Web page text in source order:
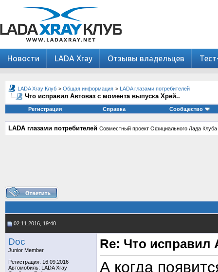
Новости LADA Xray Отзывы владельцев
LADA Xray Клуб > Общая информация > LADA глазами потребителей
Что исправил Автоваз с момента выпуска Хрей..
Регистрация Справка Сообщество
LADA глазами потребителей Совместный проект Официального Лада
02.11.2016, 19:40
Doc
Junior Member
Регистрация: 16.09.2016
Автомобиль: LADA Xray
Re: Что исправил
А когда